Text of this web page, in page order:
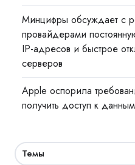
Минцифры обсуждает с
провайдерами
IP-адресов и быстрое
серверов
Apple оспорила
получить доступ к
Темы